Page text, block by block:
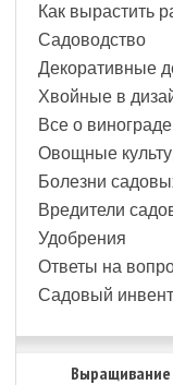
Как вырастить
Садоводство
Декоративные
Хвойные в
Все о винограде
Овощные
Болезни
Вредители
Удобрения
Ответы на
Садовый